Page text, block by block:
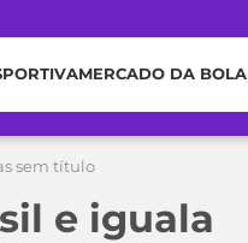
MERCADO DA BOLA
sem título
e iguala